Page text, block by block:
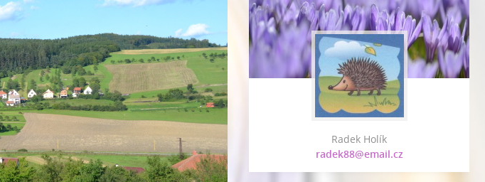
Radek Holík
radek88@email.cz